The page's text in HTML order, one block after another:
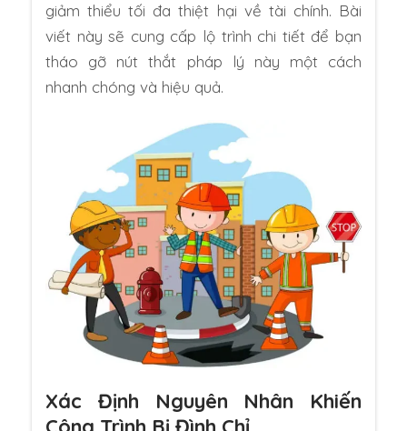
giảm thiểu tối đa thiệt hại về tài chính. Bài
viết này sẽ cung cấp lộ trình chi tiết để bạn
tháo gỡ nút thắt pháp lý này một cách
nhanh chóng và hiệu quả.
Xác Định Nguyên Nhân Khiến